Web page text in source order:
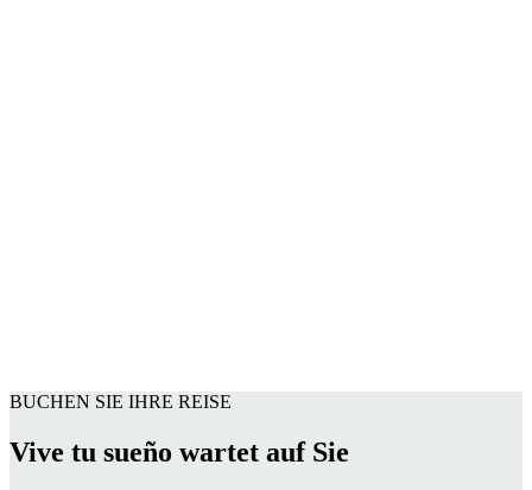
BUCHEN SIE IHRE REISE
Vive tu sueño wartet auf Sie